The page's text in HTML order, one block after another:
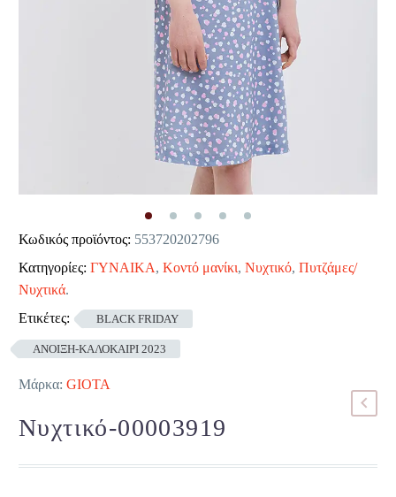
Κωδικός προϊόντος: 553720202796
Κατηγορίες: ΓΥΝΑΙΚΑ, Κοντό μανίκι, Νυχτικό, Πυτζάμες/
Νυχτικά.
Ετικέτες:
BLACK FRIDAY
ΑΝΟΙΞΗ-ΚΑΛΟΚΑΙΡΙ 2023
Μάρκα: GIOTA
Νυχτικό-00003919